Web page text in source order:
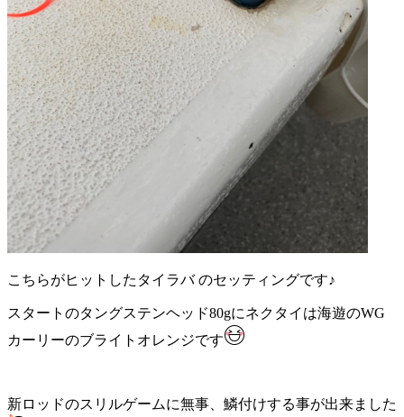
こちらがヒットしたタイラバ のセッティングです♪
スタートのタングステンヘッド80gにネクタイは海遊のWG
カーリーのブライトオレンジです
新ロッドのスリルゲームに無事、鱗付けする事が出来ました